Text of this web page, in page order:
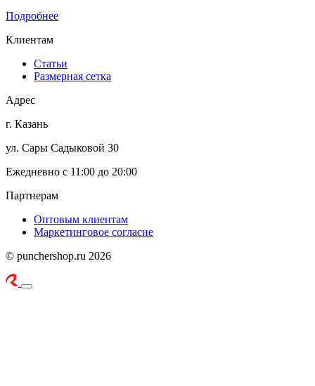
Подробнее
Клиентам
Статьи
Размерная сетка
Адрес
г. Казань
ул. Сары Садыковой 30
Ежедневно с 11:00 до 20:00
Партнерам
Оптовым клиентам
Маркетинговое согласие
© punchershop.ru 2026